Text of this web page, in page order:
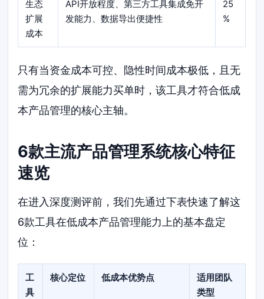
生态
扩展
成本
API开放程度、第三方工具集成免开
发能力、数据导出便捷性
25
%
只有当资金成本可控、隐性时间成本极低，且无
需为冗余的扩展能力买单时，该工具才符合低成
本产品管理的核心主轴。
6款主流产品管理系统核心特征
速览
在进入深度测评前，我们先通过下表快速了解这
6款工具在低成本产品管理能力上的基本盘定
位：
工
具
核心定位 低成本优势点
适用团队
类型